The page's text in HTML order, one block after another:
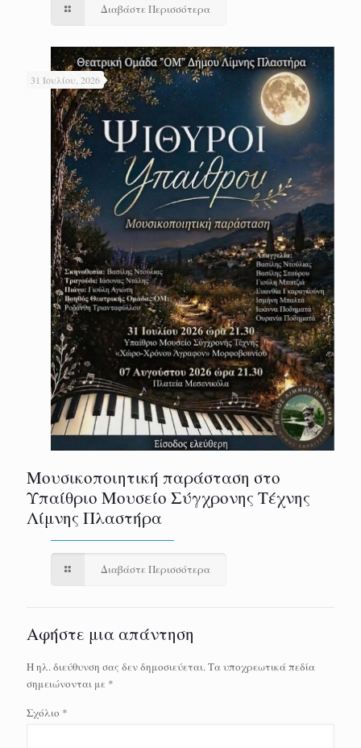
Διαβάστε Περισσότερα
31 Ιουλίου, 2026
Μουσικοποιητική παράσταση στο
Υπαίθριο Μουσείο Σύγχρονης Τέχνης
Λίμνης Πλαστήρα
Διαβάστε Περισσότερα
Αφήστε μια απάντηση
Η ηλ. διεύθυνση σας δεν δημοσιεύεται. Τα υποχρεωτικά πεδία
σημειώνονται με *
Σχόλιο *